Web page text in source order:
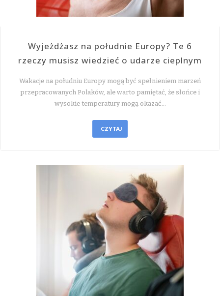
Wyjeżdżasz na południe Europy? Te 6
rzeczy musisz wiedzieć o udarze cieplnym
Wakacje na południu Europy mogą być spełnieniem marzeń
przepracowanych Polaków, ale warto pamiętać, że słońce i
wysokie temperatury mogą okazać…
CZYTAJ